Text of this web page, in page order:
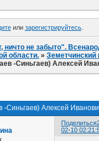
или зарегистрируйтесь.
ничто не забыто".
области. »Земетчинский
-Синьгаев) Алексей
-Синьгаев) Алексей
Поделиться
02-10